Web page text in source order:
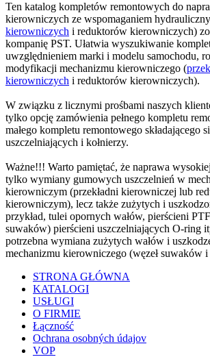
Ten katalog kompletów remontowych do
kierowniczych ze wspomaganiem
kierowniczych i reduktorów kierowniczych)
kompanię PST. Ułatwia wyszukiwanie
uwzględnieniem marki i modelu samochodu,
modyfikacji mechanizmu kierowniczego (
kierowniczych i reduktorów kierowniczych).
W związku z licznymi prośbami naszych
tylko opcję zamówienia pełnego kompletu
małego kompletu remontowego składającego
uszczelniających i kołnierzy.
Ważne!!! Warto pamiętać, że naprawa
tylko wymiany gumowych uszczelnień w
kierowniczym (przekładni kierowniczej lub
kierowniczym), lecz także zużytych i
przykład, tulei opornych wałów, pierścieni
suwaków) pierścieni uszczelniających O-ring
potrzebna wymiana zużytych wałów i
mechanizmu kierowniczego (węzeł suwaków
STRONA GŁÓWNA
KATALOGI
USŁUGI
O FIRMIE
Łączność
Ochrana osobných údajov
VOP